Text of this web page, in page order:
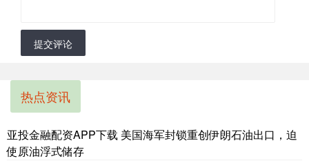
提交评论
热点资讯
亚投金融配资APP下载 美国海军封锁重创伊朗石油出口，迫
使原油浮式储存